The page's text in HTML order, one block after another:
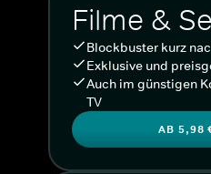
Filme &
Blockbuster kurz
Exklusive und
Auch im günstigen
TV
AB 5,98